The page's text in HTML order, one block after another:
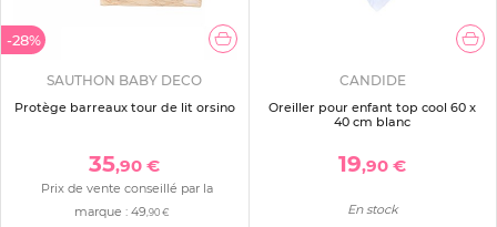
-28%
SAUTHON BABY DECO
Protège barreaux tour de lit orsino
35,90 €
Prix de vente conseillé par la
marque :49 ,90 €
CANDIDE
Oreiller pour enfant top cool 60 x
40 cm blanc
19,90 €
En stock